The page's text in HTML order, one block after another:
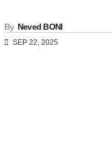
By Neved BONI
SEP 22, 2025